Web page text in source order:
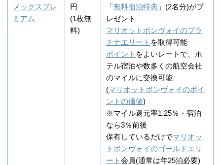
メックスプレ
ミアム
円
(1枚無
料)
「無料宿泊特典 」(2名分)がプ
レゼント
マリオットボンヴォイのプラ
チナエリート を取得可能
ポイント をよいレートで、ホ
テル宿泊や数多くの航空会社
のマイルに交換可能
(マリオットボンヴォイのポイ
ントの価値)
※マイル還元率1.25％・宿泊
なら3％前後
保有しているだけでマリオッ
トボンヴォイのゴールドエリ
ート会員(通常は年25泊必要)